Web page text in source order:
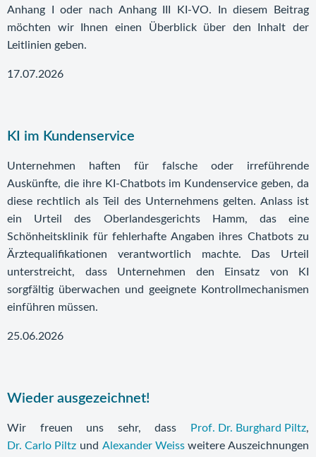
Anhang I oder nach Anhang III KI-VO. In diesem Beitrag
möchten wir Ihnen einen Überblick über den Inhalt der
Leitlinien geben.
17.07.2026
KI im Kundenservice
Unternehmen haften für falsche oder irreführende
Auskünfte, die ihre KI-Chatbots im Kundenservice geben, da
diese rechtlich als Teil des Unternehmens gelten. Anlass ist
ein Urteil des Oberlandesgerichts Hamm, das eine
Schönheitsklinik für fehlerhafte Angaben ihres Chatbots zu
Ärztequalifikationen verantwortlich machte. Das Urteil
unterstreicht, dass Unternehmen den Einsatz von KI
sorgfältig überwachen und geeignete Kontrollmechanismen
einführen müssen.
25.06.2026
Wieder ausgezeichnet!
Wir freuen uns sehr, dass Prof. Dr. Burghard Piltz,
Dr. Carlo Piltz und Alexander Weissweitere Auszeichnungen